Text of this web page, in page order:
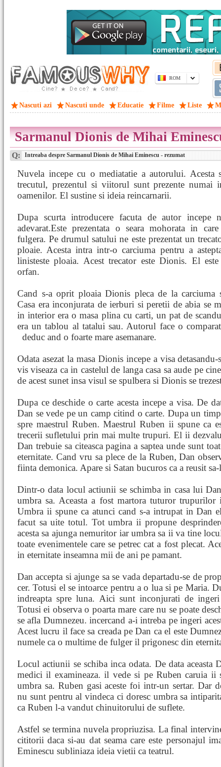
ROM
Nascuti azi Nascuti unde Educatie Filme Liste
Sarmanul Dionis de Mihai
Q: Intreaba despre Sarmanul Dionis de Mihai Eminescu - rezumat
Nuvela incepe cu o mediatatie a autorului. Acesta
trecutul, prezentul si viitorul sunt prezente numai
oamenilor. El sustine si ideia reincarnarii.
Dupa scurta introducere facuta de autor incepe
adevarat.Este prezentata o seara mohorata in
fulgera. Pe drumul satului ne este prezentat un
ploaie. Acesta intra intr-o carciuma pentru a
linisteste ploaia. Acest trecator este Dionis. El
orfan.
Cand s-a oprit ploaia Dionis pleca de la carciuma
Casa era inconjurata de ierburi si peretii de abia se
in interior era o masa plina cu carti, un pat de
era un tablou al tatalui sau. Autorul face o
deduc and o foarte mare asemanare.
Odata asezat la masa Dionis incepe a visa
vis viseaza ca in castelul de langa casa sa aude pe
de acest sunet insa visul se spulbera si Dionis se
Dupa ce deschide o carte acesta incepe a visa. De
Dan se vede pe un camp citind o carte. Dupa un timp
spre maestrul Ruben. Maestrul Ruben ii spune ca
trecerii sufletului prin mai multe trupuri. El ii
Dan trebuie sa citeasca pagina a saptea unde sunt
eternitate. Cand vru sa plece de la Ruben, Dan
fiinta demonica. Apare si Satan bucuros ca a reusit
Dintr-o data locul actiunii se schimba in casa lui
umbra sa. Aceasta a fost martora tuturor
Umbra ii spune ca atunci cand s-a intrupat in Dan
facut sa uite totul. Tot umbra ii propune
acesta sa ajunga nemuritor iar umbra sa ii va tine
toate evenimentele care se petrec cat a fost plecat.
in eternitate inseamna mii de ani pe pamant.
Dan accepta si ajunge sa se vada departadu-se de
cer. Totusi el se intoarce pentru a o lua si pe Maria.
indreapta spre luna. Aici sunt inconjurati de
Totusi ei observa o poarta mare care nu se poate
se afla Dumnezeu. incercand a-i intreba pe ingeri
Acest lucru il face sa creada pe Dan ca el este
numele ca o multime de fulger il prigonesc din
Locul actiunii se schiba inca odata. De data aceasta
medici il examineaza. il vede si pe Ruben caruia ii
umbra sa. Ruben gasi aceste foi intr-un sertar. Dar
nu sunt pentru al vindeca ci doresc umbra sa
ca Ruben l-a vandut chinuitorului de suflete.
Astfel se termina nuvela propriuzisa. La final
cititorii daca si-au dat seama care este personajul
Eminescu subliniaza ideia vietii ca teatrul.